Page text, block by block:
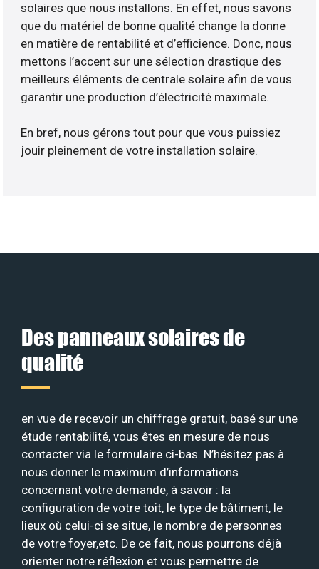
solaires que nous installons. En effet, nous savons
que du matériel de bonne qualité change la donne
en matière de rentabilité et d’efficience. Donc, nous
mettons l’accent sur une sélection drastique des
meilleurs éléments de centrale solaire afin de vous
garantir une production d’électricité maximale.
En bref, nous gérons tout pour que vous puissiez
jouir pleinement de votre installation solaire.
Des panneaux solaires de
qualité
en vue de recevoir un chiffrage gratuit, basé sur une
étude rentabilité, vous êtes en mesure de nous
contacter via le formulaire ci-bas. N’hésitez pas à
nous donner le maximum d’informations
concernant votre demande, à savoir : la
configuration de votre toit, le type de bâtiment, le
lieux où celui-ci se situe, le nombre de personnes
de votre foyer,etc. De ce fait, nous pourrons déjà
orienter notre réflexion et vous permettre de